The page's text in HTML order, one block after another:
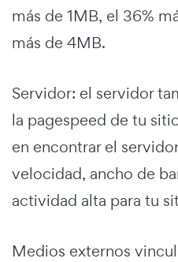
más de 1MB, el 36%
más de 4MB.
Servidor: el servidor
la pagespeed de tu
en encontrar el
velocidad, ancho de
actividad alta para tu
Medios externos